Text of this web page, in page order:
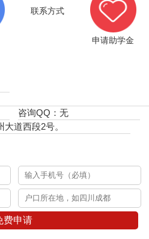
联系方式
申请助学金
咨询QQ：无
道西段2号。
费申请